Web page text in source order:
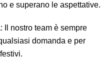
e superano le aspettative.
: Il nostro team è sempre
domanda e per